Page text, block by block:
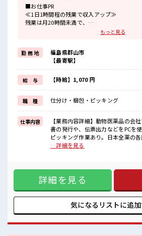
■お仕事PR
≪1日1時間程の残業で収入アップ≫
残業は月20時間未満で、
週末は家族や友人と一緒にプライベート満喫！
≪モチベーションもUP≫
派手過ぎなければ髪型や髪色自由♪
(規定有)≪未経験でも活躍できる≫
新しいことにチャレンジするのは不安だけど、
しっかり働く環境が整っています！
イチからスキルUP・ステップUP目指していき
≪自分に合った期間で働ける≫
福利厚生が整った派遣のお仕事です！
■職場の雰囲気
キバツ過ぎなければ髪色・髪型は自由！
あなたの個性を大事にできます♪
ロッカー付き職場♪
もっと見る
勤 務 地
福島県郡山市
【最寄駅】
給 与 【時給】1,070 円
職 種 仕分け・梱包・ピッキング
仕事内容
【業務内容詳細】動物医薬品の会
書の発行や、伝票出力などをPCを
ピッキング作業あり。日本全薬の
対応あり。【取扱製品情報】ペット
人と一緒にプライベート満喫！ ≪
過ぎなければ髪型や髪色自由♪ (規
きる≫ 新しいことにチャレンジする
り働く環境が整っています！ イチ
UP目指していきましょう！ ≪自分
利厚生が整った派遣のお仕事です！ ■職場の雰囲気 キバツ過
す♪ 休憩時間にゆっくりできるス
あなたにもぴったり☆ ロッカー付
…詳細を見る
詳細を見る
気になるリストに追